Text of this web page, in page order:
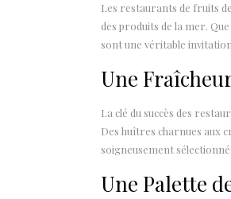
Les restaurants de fruits
des produits de la mer.
sont une véritable
Une
La clé du succès des
Des huîtres charnues aux
soigneusement
Une Palette